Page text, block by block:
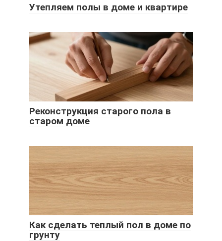
Утепляем полы в доме и квартире
Реконструкция старого пола в
старом доме
Как сделать теплый пол в доме по
грунту